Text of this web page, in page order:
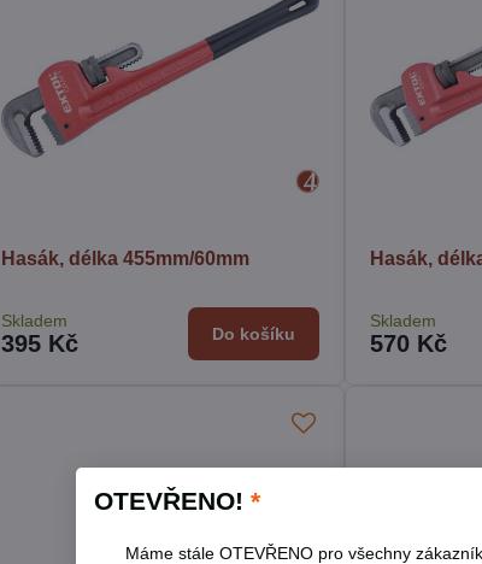
Hasák, délka 455mm/60mm
Skladem
395 Kč Do košíku
Hasák,
Skladem
570 Kč
OTEVŘENO! *
Máme stále OTEVŘENO pro všechny